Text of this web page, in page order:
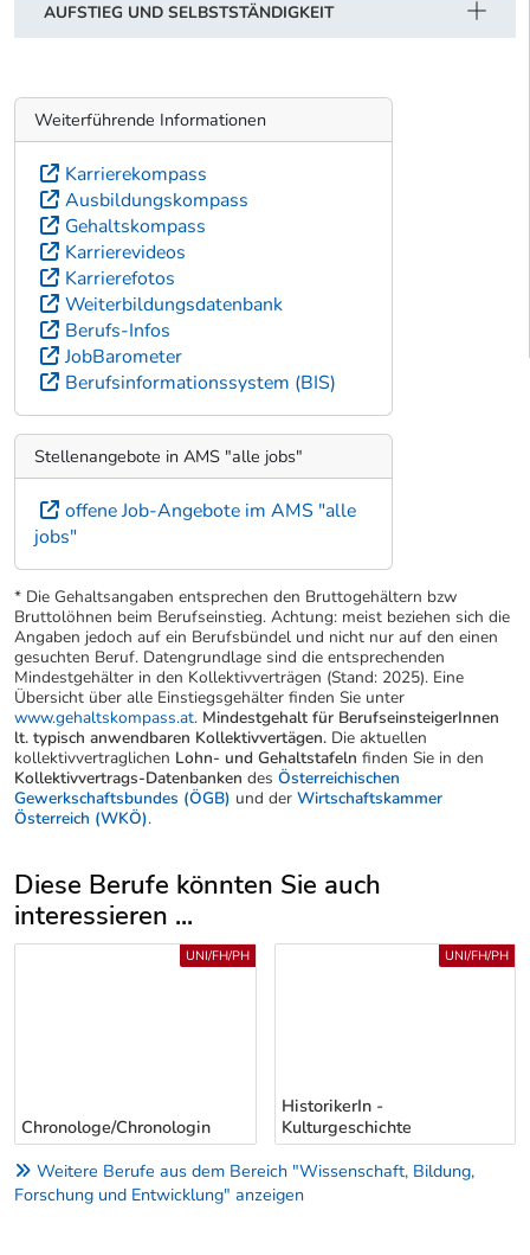
AUFSTIEG UND SELBSTSTÄNDIGKEIT
Weiterführende Informationen
Karrierekompass
Ausbildungskompass
Gehaltskompass
Karrierevideos
Karrierefotos
Weiterbildungsdatenbank
Berufs-Infos
JobBarometer
Berufsinformationssystem (BIS)
Stellenangebote in AMS "alle jobs"
offene Job-Angebote im AMS "alle
jobs"
* Die Gehaltsangaben entsprechen den Bruttogehältern bzw
Bruttolöhnen beim Berufseinstieg. Achtung: meist beziehen sich die
Angaben jedoch auf ein Berufsbündel und nicht nur auf den einen
gesuchten Beruf. Datengrundlage sind die entsprechenden
Mindestgehälter in den Kollektivverträgen (Stand: 2025). Eine
Übersicht über alle Einstiegsgehälter finden Sie unter
www.gehaltskompass.at. Mindestgehalt für BerufseinsteigerInnen
lt. typisch anwendbaren Kollektivvertägen. Die aktuellen
kollektivvertraglichen Lohn- und Gehaltstafeln finden Sie in den
Kollektivvertrags-Datenbanken des Österreichischen
Gewerkschaftsbundes (ÖGB) und der Wirtschaftskammer
Österreich (WKÖ).
Diese Berufe könnten Sie auch
interessieren ...
Uber weitere Berufsvorschläge
Chronologe/Chronologin
UNI/FH/PH
HistorikerIn -
Kulturgeschichte
UNI/FH/PH
Weitere Berufe aus dem Bereich "Wissenschaft, Bildung,
Forschung und Entwicklung" anzeigen